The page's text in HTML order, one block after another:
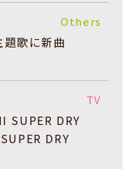
Others
歌に新曲
TV
SUPER DRY
DRY